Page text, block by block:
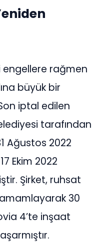
engellere rağmen
büyük bir
iptal edilen
tarafından
Ağustos 2022
Ekim 2022
Şirket, ruhsat
30
4’te inşaat